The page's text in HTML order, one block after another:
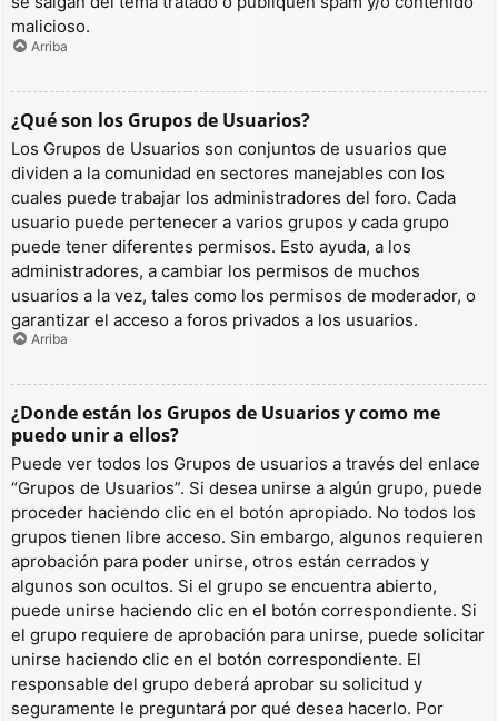
malicioso.
Arriba
¿Qué son los Grupos de Usuarios?
Los Grupos de Usuarios son conjuntos de usuarios que
dividen a la comunidad en sectores manejables con los
cuales puede trabajar los administradores del foro. Cada
usuario puede pertenecer a varios grupos y cada grupo
puede tener diferentes permisos. Esto ayuda, a los
administradores, a cambiar los permisos de muchos
usuarios a la vez, tales como los permisos de moderador, o
garantizar el acceso a foros privados a los usuarios.
Arriba
¿Donde están los Grupos de Usuarios y como me
puedo unir a ellos?
Puede ver todos los Grupos de usuarios a través del enlace
“Grupos de Usuarios”. Si desea unirse a algún grupo, puede
proceder haciendo clic en el botón apropiado. No todos los
grupos tienen libre acceso. Sin embargo, algunos requieren
aprobación para poder unirse, otros están cerrados y
algunos son ocultos. Si el grupo se encuentra abierto,
puede unirse haciendo clic en el botón correspondiente. Si
el grupo requiere de aprobación para unirse, puede solicitar
unirse haciendo clic en el botón correspondiente. El
responsable del grupo deberá aprobar su solicitud y
seguramente le preguntará por qué desea hacerlo. Por